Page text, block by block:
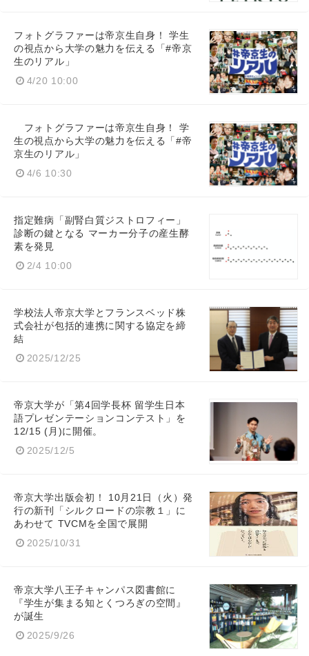
フォトグラファーは帝京生自身！ 学生
の視点から大学の魅力を伝える「#帝京
生のリアル」
4/20 10:00
フォトグラファーは帝京生自身！ 学
生の視点から大学の魅力を伝える「#帝
京生のリアル」
4/6 10:30
指定難病「副腎白質ジストロフィー」
診断の鍵となる マーカー分子の産生酵
素を発見
2/4 10:00
学校法人帝京大学とフランスベッド株
式会社が包括的連携に関する協定を締
結
2025/12/25
帝京大学が「第4回学長杯 留学生日本
語プレゼンテーションコンテスト」を
12/15 (月)に開催。
2025/12/5
帝京大学出版会初！ 10月21日（火）発
行の新刊「シルクロードの宗教１」に
あわせて TVCMを全国で展開
2025/10/31
帝京大学八王子キャンパス図書館に
『学生が集まる知とくつろぎの空間』
が誕生
2025/9/26